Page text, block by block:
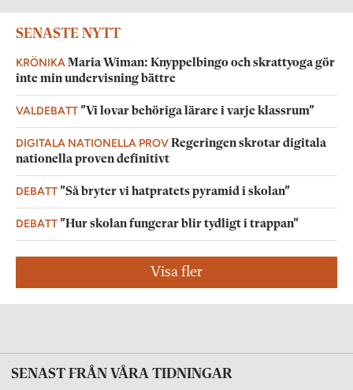
SENASTE NYTT
KRÖNIKA Maria Wiman: Knyppelbingo och skrattyoga gör
inte min undervisning bättre
VALDEBATT”Vi lovar behöriga lärare i varje klassrum”
DIGITALA NATIONELLA PROVRegeringen skrotar digitala
nationella proven definitivt
DEBATT”Så bryter vi hatpratets pyramid i skolan”
DEBATT”Hur skolan fungerar blir tydligt i trappan”
Visa fler
SENAST FRÅN VÅRA TIDNINGAR